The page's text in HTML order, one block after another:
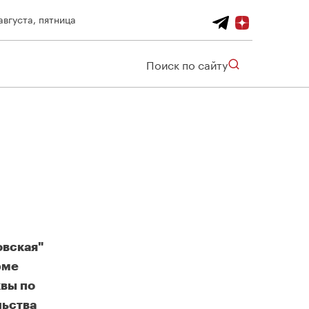
пятница
Поиск по сайту
по